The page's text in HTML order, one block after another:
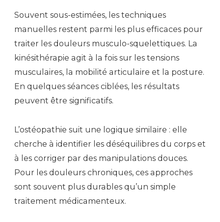
Souvent sous-estimées, les techniques
manuelles restent parmi les plus efficaces pour
traiter les douleurs musculo-squelettiques. La
kinésithérapie agit à la fois sur les tensions
musculaires, la mobilité articulaire et la posture.
En quelques séances ciblées, les résultats
peuvent être significatifs.
L’ostéopathie suit une logique similaire : elle
cherche à identifier les déséquilibres du corps et
à les corriger par des manipulations douces.
Pour les douleurs chroniques, ces approches
sont souvent plus durables qu’un simple
traitement médicamenteux.